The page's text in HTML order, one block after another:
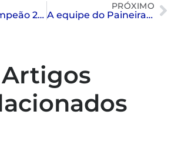
Paineiras campeão 2 M 3 de Tênis
PRÓXIMO
A equipe do Paineiras fica em segundo lugar na segunda etapa do CBI sub 16 masculino e é uma das 4 equipes finalistas na grande final, nos dias 25 e 26 de outubro, no RJ
Artigos